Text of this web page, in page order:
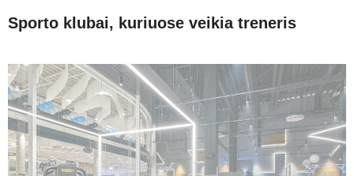
Sporto klubai, kuriuose veikia treneris